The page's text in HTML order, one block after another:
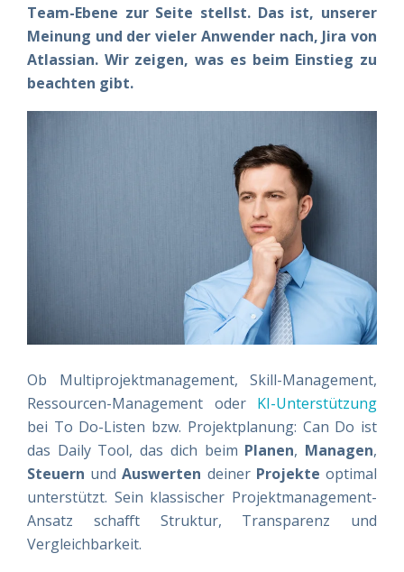
Team-Ebene zur Seite stellst. Das ist, unserer
Meinung und der vieler Anwender nach, Jira von
Atlassian. Wir zeigen, was es beim Einstieg zu
beachten gibt.
Ob Multiprojektmanagement, Skill-Management,
Ressourcen-Management oder KI-Unterstützung
bei To Do-Listen bzw. Projektplanung: Can Do ist
das Daily Tool, das dich beim Planen, Managen,
Steuern undAuswerten deiner Projekte optimal
unterstützt. Sein klassischer Projektmanagement-
Ansatz schafft Struktur, Transparenz und
Vergleichbarkeit.